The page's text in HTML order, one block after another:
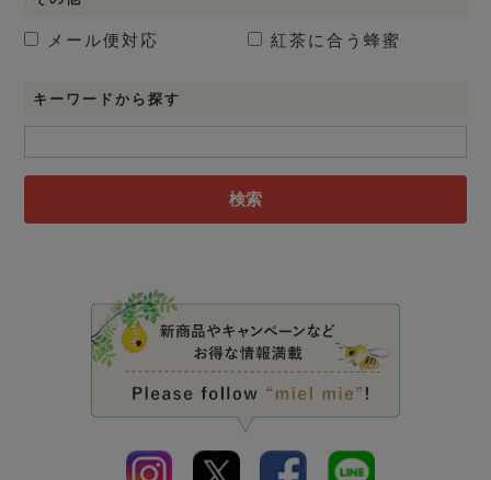
メール便対応 紅茶に合う蜂蜜
キーワードから探す
検索